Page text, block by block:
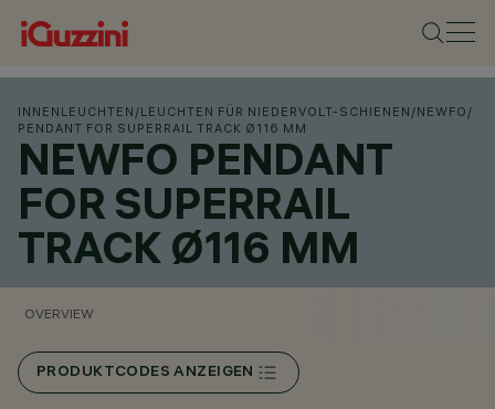
INNENLEUCHTEN /LEUCHTEN FÜR NIEDERVOLT-SCHIENEN /NEWFO /
PENDANT FOR SUPERRAIL TRACK Ø116 MM
NEWFO PENDANT
FOR SUPERRAIL
TRACK Ø116 MM
OVERVIEW
PRODUKTCODES ANZEIGEN